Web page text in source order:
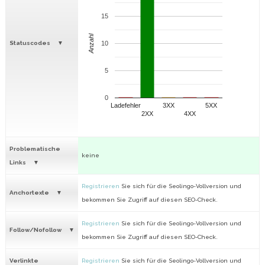
Statuscodes
Ladefehler
2XX
3XX
4XX
5XX
0
5
10
15
Anzahl
Problematische
Links
keine
Anchortexte
Registrieren Sie sich für die Seolingo-Vollversion und
bekommen Sie Zugriff auf diesen SEO-Check.
Follow/Nofollow
Registrieren Sie sich für die Seolingo-Vollversion und
bekommen Sie Zugriff auf diesen SEO-Check.
Verlinkte Registrieren Sie sich für die Seolingo-Vollversion und